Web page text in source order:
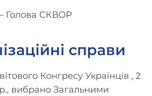
Голова СКВОР
справи
Конгресу Українців , 2
вибрано Загальними